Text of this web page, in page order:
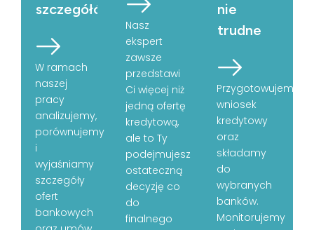
szczegółów
W ramach
naszej
pracy
analizujemy,
porównujemy
i
wyjaśniamy
szczegóły
ofert
bankowych
Nasz
ekspert
zawsze
przedstawi
Ci więcej niż
jedną ofertę
kredytową,
ale to Ty
podejmujesz
ostateczną
decyzję co
do
finalnego
nie
trudne
Przygotowujemy
wniosek
kredytowy
oraz
składamy
do
wybranych
banków.
Monitorujemy